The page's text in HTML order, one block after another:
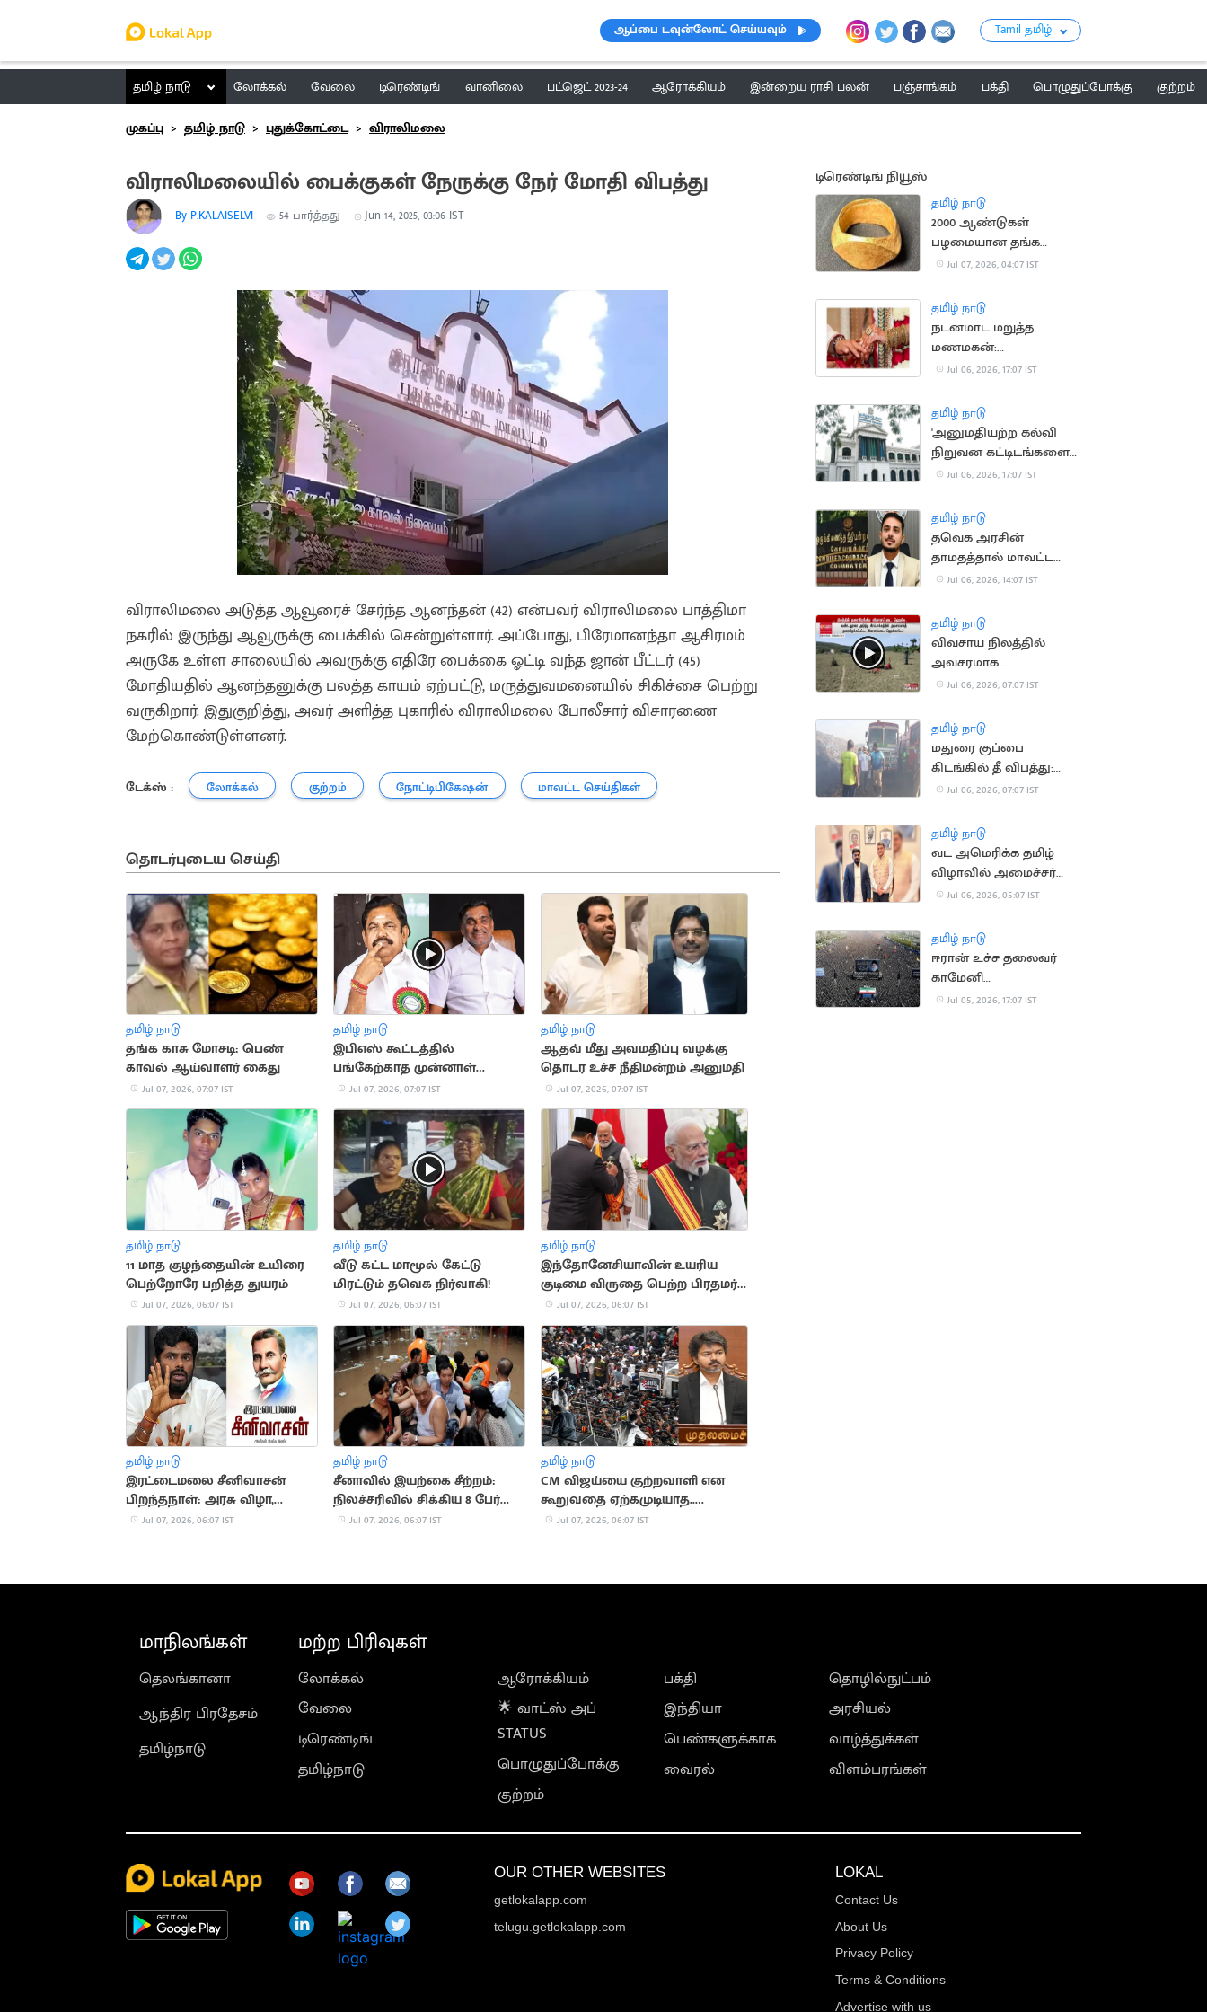
ஆப்பை டவுன்லோட் செய்யவும் Tamil தமிழ்
தமிழ் நாடு லோக்கல் வேலை டிரெண்டிங் வானிலை பட்ஜெட் 2023-24 ஆரோக்கியம் இன்றைய ராசி பலன் பஞ்சாங்கம் பக்தி பொழுதுப்போக்கு
குற்றம்
முகப்பு
தமிழ் நாடு புதுக்கோட்டை விராலிமலை
விராலிமலையில் பைக்குகள் நேருக்கு நேர் மோதி விபத்து
By P.KALAISELVI 54 பார்த்தது Jun 14, 2025, 03:06 IST
விராலிமலை அடுத்த ஆவூரைச் சேர்ந்த ஆனந்தன் (42) என்பவர் விராலிமலை பாத்திமா
நகரில் இருந்து ஆவூருக்கு பைக்கில் சென்றுள்ளார். அப்போது, பிரேமானந்தா ஆசிரமம்
அருகே உள்ள சாலையில் அவருக்கு எதிரே பைக்கை ஓட்டி வந்த ஜான் பீட்டர் (45)
மோதியதில் ஆனந்தனுக்கு பலத்த காயம் ஏற்பட்டு, மருத்துவமனையில் சிகிச்சை பெற்று
வருகிறார். இதுகுறித்து, அவர் அளித்த புகாரில் விராலிமலை போலீசார் விசாரணை
மேற்கொண்டுள்ளனர்.
டேக்ஸ் : லோக்கல் குற்றம் நோட்டிபிகேஷன் மாவட்ட செய்திகள்
தொடர்புடைய செய்தி
தமிழ் நாடு
தங்க காசு மோசடி: பெண்
காவல் ஆய்வாளர் கைது
Jul 07, 2026, 07:07 IST
தமிழ் நாடு
இபிஎஸ் கூட்டத்தில்
பங்கேற்காத முன்னாள்
அமைச்சர் கே.சி.வீரமணி
Jul 07, 2026, 07:07 IST
தமிழ் நாடு
ஆதவ் மீது அவமதிப்பு வழக்கு
தொடர உச்ச நீதிமன்றம் அனுமதி
Jul 07, 2026, 07:07 IST
தமிழ் நாடு
11 மாத குழந்தையின் உயிரை
பெற்றோரே பறித்த துயரம்
Jul 07, 2026, 06:07 IST
தமிழ் நாடு
வீடு கட்ட மாமூல் கேட்டு
மிரட்டும் தவெக நிர்வாகி!
Jul 07, 2026, 06:07 IST
தமிழ் நாடு
இந்தோனேசியாவின் உயரிய
குடிமை விருதை பெற்ற பிரதமர்
மோடி
Jul 07, 2026, 06:07 IST
தமிழ் நாடு
இரட்டைமலை சீனிவாசன்
பிறந்தநாள்: அரசு விழா,
அண்ணாமலை புகழாரம்
Jul 07, 2026, 06:07 IST
தமிழ் நாடு
சீனாவில் இயற்கை சீற்றம்:
நிலச்சரிவில் சிக்கிய 8 பேர்
பலிJul 07, 2026, 06:07 IST
தமிழ் நாடு
CM விஜய்யை குற்றவாளி என
கூறுவதை ஏற்கமுடியாத..
நீதிபதிகள்
Jul 07, 2026, 06:07 IST
டிரெண்டிங் நியூஸ்
தமிழ் நாடு
2000 ஆண்டுகள்
பழமையான தங்க
மோதிரங்கள்
வணிக உறவுக்கு சாட்சி
Jul 07, 2026, 04:07 IST
தமிழ் நாடு
நடனமாட மறுத்த
மணமகன்:
திருமணத்தை நிறுத்திய
Jul 06, 2026, 17:07 IST
தமிழ் நாடு
'அனுமதியற்ற கல்வி
நிறுவன கட்டிடங்களை
வரன்முறைப்படுத்த
Jul 06, 2026, 17:07 IST
தமிழ் நாடு
தவெக அரசின்
தாமதத்தால் மாவட்ட
ஆட்சியருக்கு ரூ.80,000
Jul 06, 2026, 14:07 IST
தமிழ் நாடு
விவசாய நிலத்தில்
அவசரமாக
தரையிறங்கிய
ஹெலிகாப்டர்
Jul 06, 2026, 07:07 IST
தமிழ் நாடு
மதுரை குப்பை
கிடங்கில் தீ விபத்து:
இரண்டாம் நாளாக புகை
Jul 06, 2026, 07:07 IST
தமிழ் நாடு
வட அமெரிக்க தமிழ்
விழாவில் அமைச்சர்
ராஜ்மோகன் பங்கேற்பு
Jul 06, 2026, 05:07 IST
தமிழ் நாடு
ஈரான் உச்ச தலைவர்
காமேனி
இறுதிச்சடங்கில் 2 கோடி
Jul 05, 2026, 17:07 IST
மாநிலங்கள்
தெலங்கானா
ஆந்திர பிரதேசம்
தமிழ்நாடு
மற்ற பிரிவுகள்
லோக்கல்
வேலை
டிரெண்டிங்
தமிழ்நாடு
ஆரோக்கியம்
🌟 வாட்ஸ் அப்
STATUS
பொழுதுப்போக்கு
குற்றம்
பக்தி
இந்தியா
பெண்களுக்காக
வைரல்
தொழில்நுட்பம்
அரசியல்
வாழ்த்துக்கள்
விளம்பரங்கள்
OUR OTHER WEBSITES
getlokalapp.com
telugu.getlokalapp.com
LOKAL
Contact Us
About Us
Privacy Policy
Terms & Conditions
Advertise with us